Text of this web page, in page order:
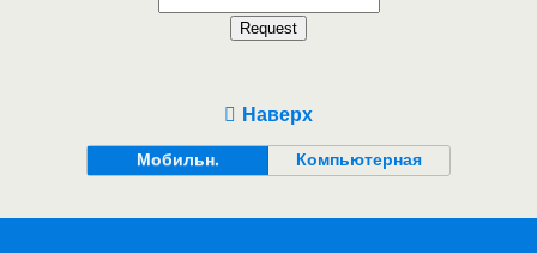
Request
Наверх
Мобильн. Компьютерная